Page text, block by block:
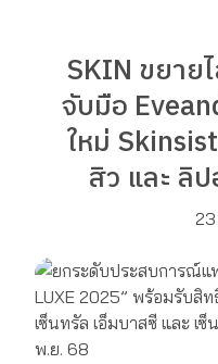
SKIN ขยาย
จับมือ
ใหม่
สิว และ ลิ